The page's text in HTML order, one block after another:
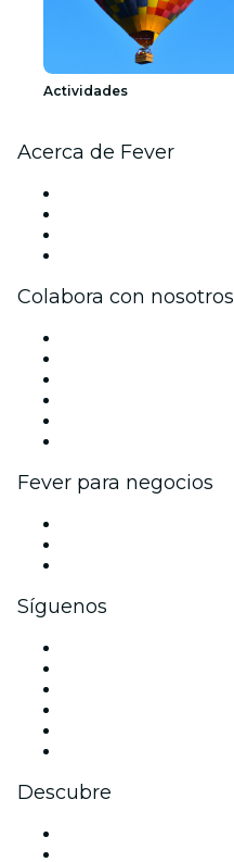
Actividades
Acerca de Fever
Colabora con nosotros
Fever para negocios
Síguenos
Descubre